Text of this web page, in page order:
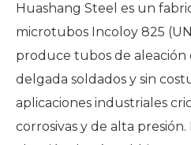
Huashang Steel es un
microtubos Incoloy 825
produce tubos de
delgada soldados y sin
aplicaciones industriales
corrosivas y de alta